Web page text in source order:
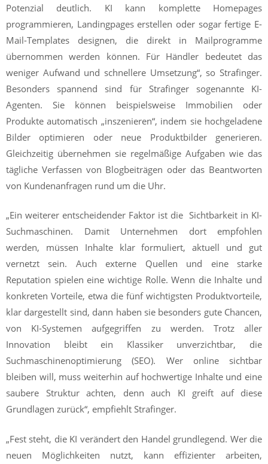
Potenzial deutlich. KI kann komplette Homepages
programmieren, Landingpages erstellen oder sogar fertige E-
Mail-Templates designen, die direkt in Mailprogramme
übernommen werden können. Für Händler bedeutet das
weniger Aufwand und schnellere Umsetzung“, so Strafinger.
Besonders spannend sind für Strafinger sogenannte KI-
Agenten. Sie können beispielsweise Immobilien oder
Produkte automatisch „inszenieren“, indem sie hochgeladene
Bilder optimieren oder neue Produktbilder generieren.
Gleichzeitig übernehmen sie regelmäßige Aufgaben wie das
tägliche Verfassen von Blogbeiträgen oder das Beantworten
von Kundenanfragen rund um die Uhr.
„Ein weiterer entscheidender Faktor ist die Sichtbarkeit in KI-
Suchmaschinen. Damit Unternehmen dort empfohlen
werden, müssen Inhalte klar formuliert, aktuell und gut
vernetzt sein. Auch externe Quellen und eine starke
Reputation spielen eine wichtige Rolle. Wenn die Inhalte und
konkreten Vorteile, etwa die fünf wichtigsten Produktvorteile,
klar dargestellt sind, dann haben sie besonders gute Chancen,
von KI-Systemen aufgegriffen zu werden. Trotz aller
Innovation bleibt ein Klassiker unverzichtbar, die
Suchmaschinenoptimierung (SEO). Wer online sichtbar
bleiben will, muss weiterhin auf hochwertige Inhalte und eine
saubere Struktur achten, denn auch KI greift auf diese
Grundlagen zurück“, empfiehlt Strafinger.
„Fest steht, die KI verändert den Handel grundlegend. Wer die
neuen Möglichkeiten nutzt, kann effizienter arbeiten,